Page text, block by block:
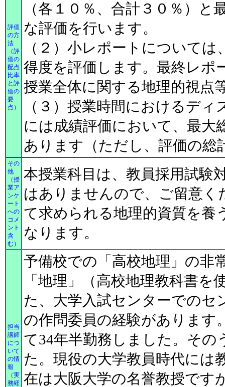
評価
の方
法
（評
価の
配点
比率
と評
価の
要
点）
（各１０％、合計３０％）
な評価を行います。
（２）小レポートについて
得度を評価します。最終レポ
授業全体に関する地理的視点
（３）授業時間におけるデ
には成績評価において、最大
あります（ただし、評価の総
その
他
（授
業ア
ンケ
ート
への
コメ
ント
含
む）
本授業科目は、教員採用試験
はありませんので、ご留意く
て求められる地理的資質を養
なります。
担当
講師
につ
いて
の情
報
（実
務経
予備校での「高校地理」の非
「地理」（高校地理教科書
た、大学入試センターでのセ
の作問委員の経験があります
て34年半勤務しました。その
た。現役の大学教員時代には
在は大阪大学の名誉教授です